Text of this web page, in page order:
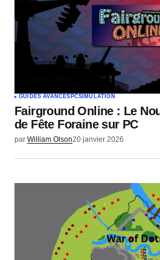
GUIDES AVANCÉS PCSIMULATION
Fairground Online : Le
de Fête Foraine sur PC
par William Olson20 janvier 2026